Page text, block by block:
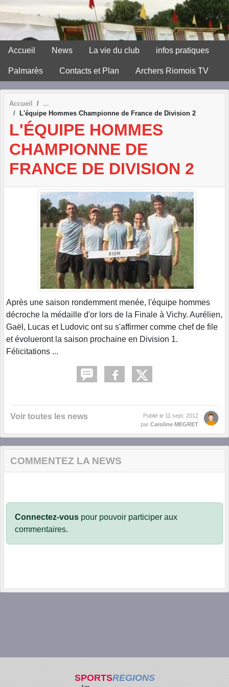
Accueil News La vie du club infos pratiques
Palmarès Contacts et Plan Archers Riomois TV
Accueil
L'équipe Hommes Championne de France de Division 2
L'ÉQUIPE HOMMES
CHAMPIONNE DE
FRANCE DE DIVISION 2
Après une saison rondemment menée, l'équipe hommes
décroche la médaille d'or lors de la Finale à Vichy. Aurélien,
Gaël, Lucas et Ludovic ont su s'affirmer comme chef de file
et évolueront la saison prochaine en Division 1.
Félicitations ...
Voir toutes les news Publié le 11 sept. 2012
par Caroline MEGRET
COMMENTEZ LA NEWS
Connectez-vous pour pouvoir participer aux
commentaires.
SPORTSREGIONS
Panneau de gestion des cookies